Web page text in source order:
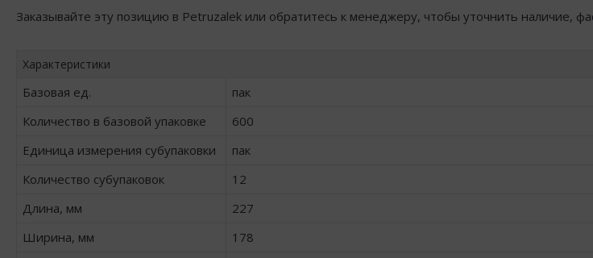
Заказывайте эту позицию в Petruzalek или обратитесь к менеджеру, чтобы уточнить наличие,
Характеристики
Базовая ед.
пак
Количество в базовой упаковке
600
Единица измерения субупаковки
пак
Количество субупаковок
12
Длина, мм
227
Ширина, мм
178